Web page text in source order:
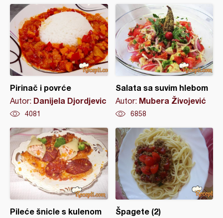
Pirinač i povrće
Autor: Danijela Djordjevic
4081
Salata sa suvim hlebom
Autor: Mubera Živojević
6858
Pileće šnicle s kulenom Špagete (2)